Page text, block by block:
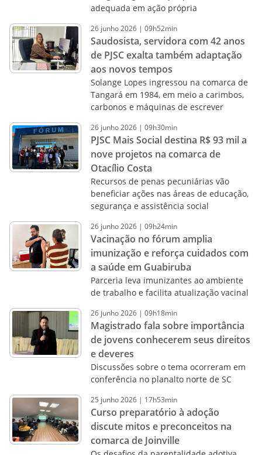
adequada em ação própria
26 junho2026 | 09h52min
Saudosista, servidora com 42 anos
de PJSC exalta também adaptação
aos novos tempos
Solange Lopes ingressou na comarca de
Tangará em 1984, em meio a carimbos,
carbonos e máquinas de escrever
26 junho2026 | 09h30min
PJSC Mais Social destina R$ 93 mil a
nove projetos na comarca de
Otacílio Costa
Recursos de penas pecuniárias vão
beneficiar ações nas áreas de educação,
segurança e assistência social
26 junho2026 | 09h24min
Vacinação no fórum amplia
imunização e reforça cuidados com
a saúde em Guabiruba
Parceria leva imunizantes ao ambiente
de trabalho e facilita atualização vacinal
26 junho2026 | 09h18min
Magistrado fala sobre importância
de jovens conhecerem seus direitos
e deveres
Discussões sobre o tema ocorreram em
conferência no planalto norte de SC
25 junho2026 | 17h53min
Curso preparatório à adoção
discute mitos e preconceitos na
comarca de Joinville